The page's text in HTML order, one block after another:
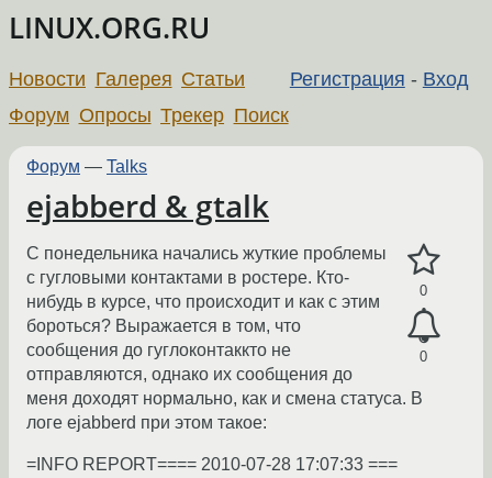
LINUX.ORG.RU
Регистрация - Вход
Новости Галерея Статьи
Форум Опросы Трекер Поиск
Форум — Talks
ejabberd & gtalk
0
0
С понедельника начались жуткие проблемы
с гугловыми контактами в ростере. Кто-
нибудь в курсе, что происходит и как с этим
бороться? Выражается в том, что
сообщения до гуглоконтаккто не
отправляются, однако их сообщения до
меня доходят нормально, как и смена статуса. В
логе ejabberd при этом такое:
=INFO REPORT==== 2010-07-28 17:07:33 ===